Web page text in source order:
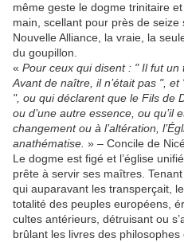
même geste le dogme trinitaire
main, scellant pour près de seize
Nouvelle Alliance, la vraie, la
du goupillon.
« Pour ceux qui disent : " Il fut un
Avant de naître, il n’était pas ",
", ou qui déclarent que le Fils de
ou d’une autre essence, ou qu’il
changement ou à l’altération,
anathématise. » – Concile de
Le dogme est figé et l’église
prête à servir ses maîtres.
qui auparavant les transperçait,
totalité des peuples européens,
cultes antérieurs, détruisant ou
brûlant les livres des